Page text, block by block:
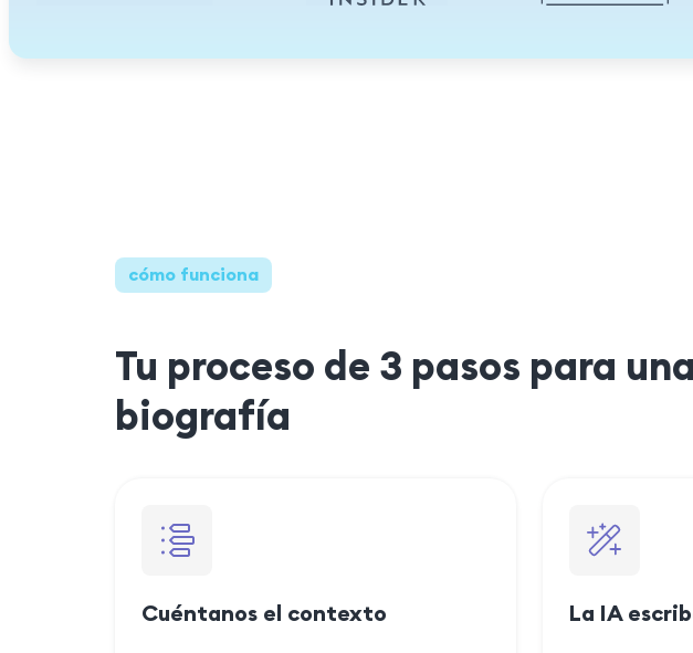
cómo funciona
Tu proceso de 3 pasos para
biografía
Cuéntanos el contexto La IA